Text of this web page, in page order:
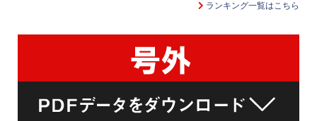
ランキング一覧はこちら